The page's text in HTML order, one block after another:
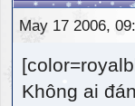
May 17 2006,
Không ai